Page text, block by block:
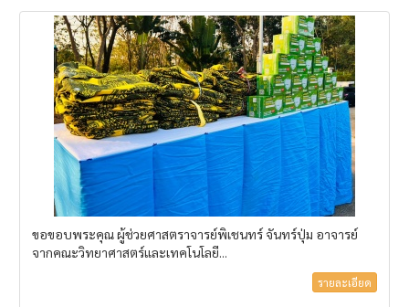
ขอขอบพระคุณ ผู้ช่วยศาสตราจารย์พิเชนทร์ จันทร์ปุ่ม อาจารย์
จากคณะวิทยาศาสตร์และเทคโนโลยี...
รายละเอียด